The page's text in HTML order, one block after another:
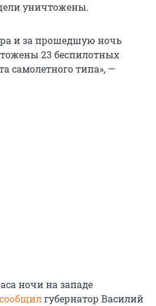
уничтожены.
и за прошедшую ночь
23 беспилотных
самолетного типа», —
ночи на западе
сообщилгубернатор Василий